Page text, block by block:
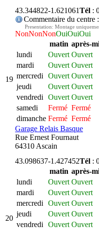
19
43.344822-1.621061Tél :
Commentaire du centre :
Presentation: Montage
NonNonNonOuiOuiOui
matin après-
lundi
Ouvert Ouvert
mardi
Ouvert Ouvert
mercredi
Ouvert Ouvert
jeudi
Ouvert Ouvert
vendredi
Ouvert Ouvert
samedi
Fermé Fermé
dimanche Fermé Fermé
Garage Relais Basque
Rue Ernest Fournaut
64310 Ascain
20
43.098637-1.427452Tél :
matin après-
lundi
Ouvert Ouvert
mardi
Ouvert Ouvert
mercredi
Ouvert Ouvert
jeudi
Ouvert Ouvert
vendredi
Ouvert Ouvert